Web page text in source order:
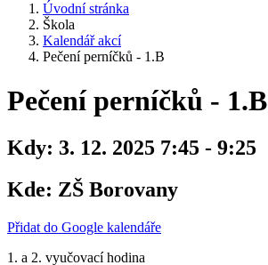
Úvodní stránka
Škola
Kalendář akcí
Pečení perníčků - 1.B
Pečení perníčků - 1.B
Kdy: 3. 12. 2025 7:45 - 9:25
Kde: ZŠ Borovany
Přidat do Google kalendáře
1. a 2. vyučovací hodina